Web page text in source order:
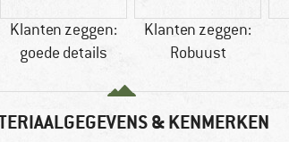
Klanten zeggen:
goede details
Klanten zeggen:
Robuust
& KENMERKEN